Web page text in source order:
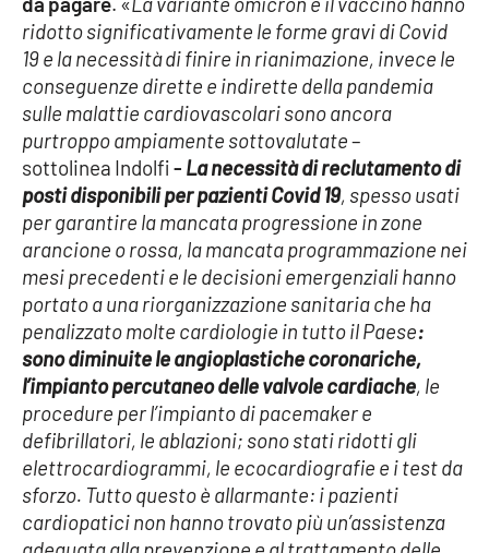
Vibo Valentia
Reggio Calabria
Cosenza
Lamezia Terme
PROGETTI
SPECIALI
Buona Sanità Calabria
LA
CALABRIAVISIONE
Destinazioni
Eventi
ridotto significativamente le forme gravi di Covid
19 e la necessità di finire in rianimazione, invece le
conseguenze dirette e indirette della pandemia
sulle malattie cardiovascolari sono ancora
purtroppo ampiamente sottovalutate–
sottolinea Indolfi- La necessità di reclutamento di
posti disponibili per pazienti Covid 19, spesso usati
per garantire la mancata progressione in zone
arancione o rossa, la mancata programmazione nei
mesi precedenti e le decisioni emergenziali hanno
portato a una riorganizzazione sanitaria che ha
penalizzato molte cardiologie in tutto il Paese:
sono diminuite le angioplastiche coronariche,
l’impianto percutaneo delle valvole cardiache, le
procedure per l’impianto di pacemaker e
defibrillatori, le ablazioni; sono stati ridotti gli
elettrocardiogrammi, le ecocardiografie e i test da
sforzo. Tutto questo è allarmante: i pazienti
cardiopatici non hanno trovato più un’assistenza